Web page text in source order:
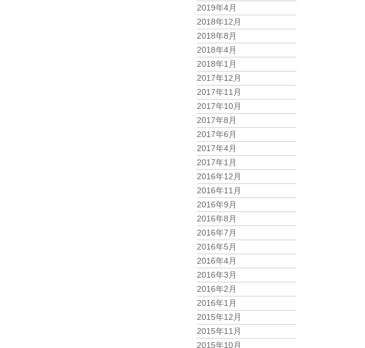
2019年4月
2018年12月
2018年8月
2018年4月
2018年1月
2017年12月
2017年11月
2017年10月
2017年8月
2017年6月
2017年4月
2017年1月
2016年12月
2016年11月
2016年9月
2016年8月
2016年7月
2016年5月
2016年4月
2016年3月
2016年2月
2016年1月
2015年12月
2015年11月
2015年10月